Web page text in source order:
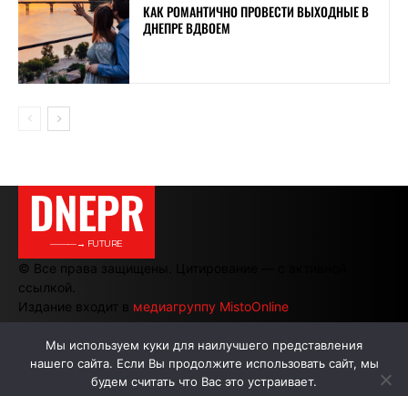
КАК РОМАНТИЧНО ПРОВЕСТИ ВЫХОДНЫЕ В
ДНЕПРЕ ВДВОЕМ
DNEPR
———→ FUTURE
© Все права защищены. Цитирование — с активной
ссылкой.
Издание входит в медиагруппу MistoOnline
АВТОРЫ РЕКЛАМА НА САЙТЕ
Мы используем куки для наилучшего представления
нашего сайта. Если Вы продолжите использовать сайт, мы
будем считать что Вас это устраивает.